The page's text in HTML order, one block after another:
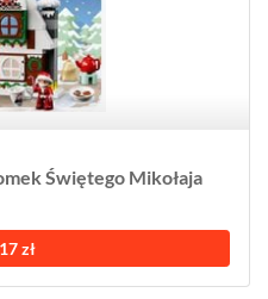
Świętego Mikołaja
zł